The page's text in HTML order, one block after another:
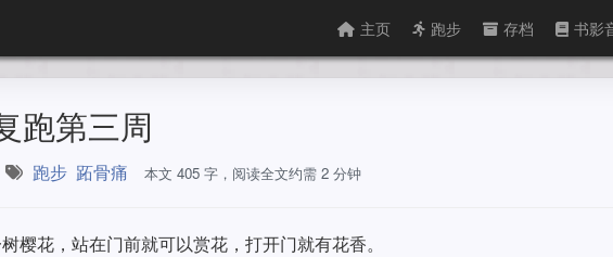
主页 跑步 存档 书影
跑第三周
跑步 跖骨痛 本文 405 字，阅读全文约需 2 分钟
樱花，站在门前就可以赏花，打开门就有花香。